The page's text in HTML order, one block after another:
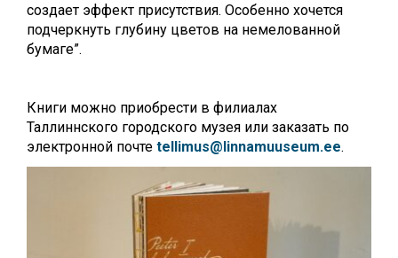
создает эффект присутствия. Особенно хочется
подчеркнуть глубину цветов на немелованной
бумаге”.
Книги можно приобрести в филиалах
Таллиннского городского музея или заказать по
электронной почте tellimus@linnamuuseum.ee.